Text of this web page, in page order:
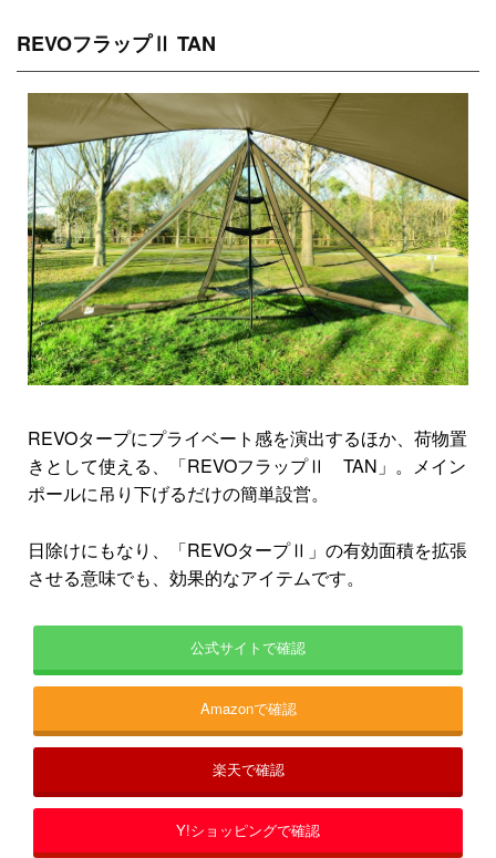
REVOフラップⅡ TAN
REVOタープにプライベート感を演出するほか、荷物置
きとして使える、「REVOフラップⅡ TAN」。メイン
ポールに吊り下げるだけの簡単設営。
日除けにもなり、「REVOタープⅡ」の有効面積を拡張
させる意味でも、効果的なアイテムです。
公式サイトで確認
Amazonで確認
楽天で確認
Y!ショッピングで確認